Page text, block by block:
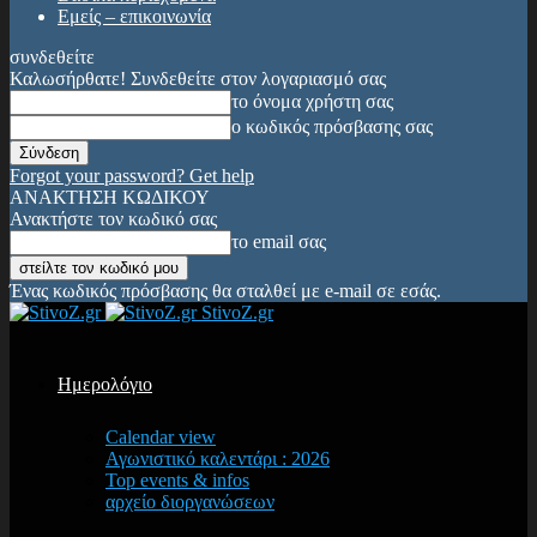
Εμείς – επικοινωνία
συνδεθείτε
Καλωσήρθατε! Συνδεθείτε στον λογαριασμό σας
το όνομα χρήστη σας
ο κωδικός πρόσβασης σας
Forgot your password? Get help
ΑΝΑΚΤΗΣΗ ΚΩΔΙΚΟΥ
Ανακτήστε τον κωδικό σας
το email σας
Ένας κωδικός πρόσβασης θα σταλθεί με e-mail σε εσάς.
StivoZ.gr
Ημερολόγιο
Calendar view
Αγωνιστικό καλεντάρι : 2026
Top events & infos
αρχείο διοργανώσεων